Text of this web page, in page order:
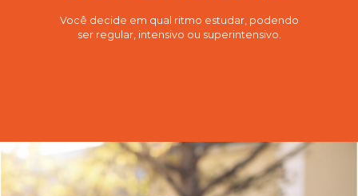
Você decide em qual ritmo estudar, podendo
ser regular, intensivo ou superintensivo.